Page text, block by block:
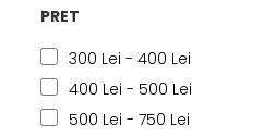
PRET
300 Lei - 400 Lei
400 Lei - 500 Lei
500 Lei - 750 Lei